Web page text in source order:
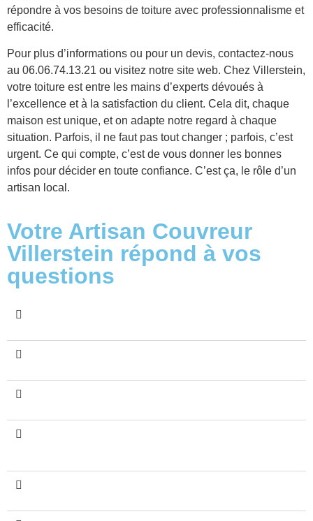
répondre à vos besoins de toiture avec professionnalisme et
efficacité.
Pour plus d’informations ou pour un devis, contactez-nous
au 06.06.74.13.21 ou visitez notre site web. Chez Villerstein,
votre toiture est entre les mains d’experts dévoués à
l’excellence et à la satisfaction du client. Cela dit, chaque
maison est unique, et on adapte notre regard à chaque
situation. Parfois, il ne faut pas tout changer ; parfois, c’est
urgent. Ce qui compte, c’est de vous donner les bonnes
infos pour décider en toute confiance. C’est ça, le rôle d’un
artisan local.
Votre Artisan Couvreur
Villerstein répond à vos
questions